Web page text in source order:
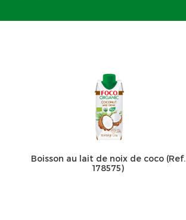
Boisson au lait de noix de coco (Ref.
178575)